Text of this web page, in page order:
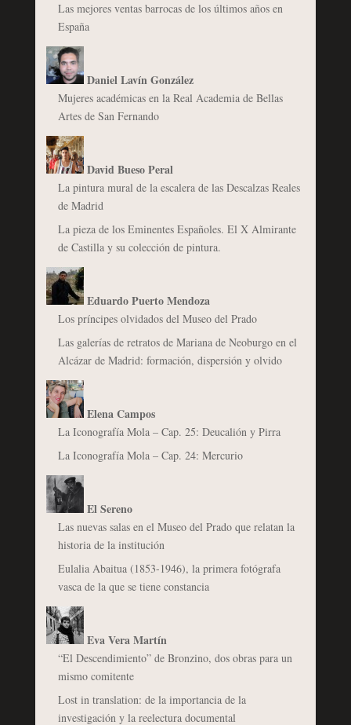
Las mejores ventas barrocas de los últimos años en
España
Daniel Lavín González
Mujeres académicas en la Real Academia de Bellas
Artes de San Fernando
David Bueso Peral
La pintura mural de la escalera de las Descalzas Reales
de Madrid
La pieza de los Eminentes Españoles. El X Almirante
de Castilla y su colección de pintura.
Eduardo Puerto Mendoza
Los príncipes olvidados del Museo del Prado
Las galerías de retratos de Mariana de Neoburgo en el
Alcázar de Madrid: formación, dispersión y olvido
Elena Campos
La Iconografía Mola – Cap. 25: Deucalión y Pirra
La Iconografía Mola – Cap. 24: Mercurio
El Sereno
Las nuevas salas en el Museo del Prado que relatan la
historia de la institución
Eulalia Abaitua (1853-1946), la primera fotógrafa
vasca de la que se tiene constancia
Eva Vera Martín
“El Descendimiento” de Bronzino, dos obras para un
mismo comitente
Lost in translation: de la importancia de la
investigación y la reelectura documental